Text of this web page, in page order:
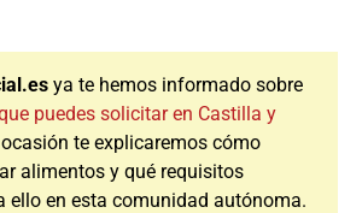
ya te hemos informado sobre
puedes solicitar en Castilla y
te explicaremos cómo
alimentos y qué requisitos
ello en esta comunidad autónoma.